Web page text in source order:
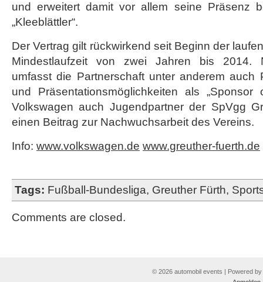
Greuther
Fürth
und erweitert damit vor allem seine Präsenz
„Kleeblättler“.
Der Vertrag gilt rückwirkend seit Beginn der
Mindestlaufzeit von zwei Jahren bis 2014.
umfasst die Partnerschaft unter anderem auch
und Präsentationsmöglichkeiten als
Volkswagen auch Jugendpartner der SpVgg
einen Beitrag zur Nachwuchsarbeit des Vereins.
Info: www.volkswagen.de www.greuther-fuerth.de
Tags: Fußball-Bundesliga, Greuther Fürth,
Comments are closed.
© 2026 automobil events | Powered by